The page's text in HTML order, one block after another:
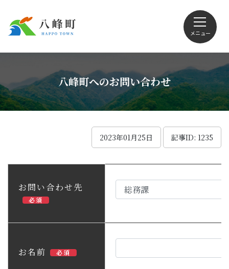
メニュー
Foreign language
観光
八峰町へのお問い合わせ
2023年01月25日 記事ID: 1235
お問い合わせ先
必須
お名前 必須